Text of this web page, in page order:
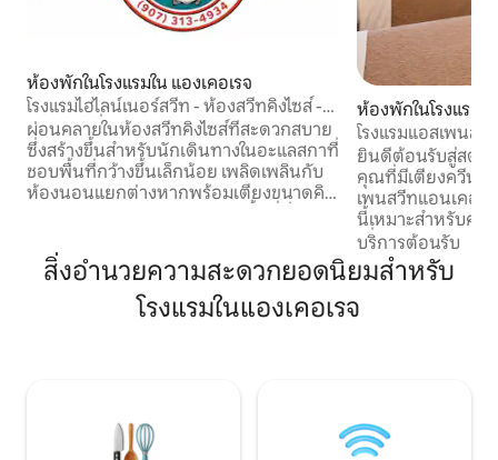
ห้องพักในโรงแรมใน แองเคอเรจ
โรงแรมไฮไลน์เนอร์สวีท - ห้องสวีทคิงไซส์ -
ปลอดบุหรี่
ผ่อนคลายในห้องสวีทคิงไซส์ที่สะดวกสบาย
ซึ่งสร้างขึ้นสำหรับนักเดินทางในอะแลสกาที่
ชอบพื้นที่กว้างขึ้นเล็กน้อย เพลิดเพลินกับ
ห้องนอนแยกต่างหากพร้อมเตียงขนาดคิง
จาน เพื่อให้รับประทานอาหารได้ง่าย
ระหว่างการผจญภัย ตั้งอยู่บนถนน
หมายเลข 15 ใกล้กับ Gambell และ Ingra
คุณจะสามารถเดินทางไปสำรวจทางเหนือ/
ห้องพักในโรงแรมใ
โรงแรมแอสเพนส
โอเตียงควีนไซส์ 2
ยินดีต้อนรับสู่สตูดิ
คุณที่มีเตียงควีนไซ
เพนสวีทแอนเคอเรจนอร์ท!
นี้เหมาะสำหรับคร
เพื่อธุรกิจ มอบคว
ในย่านนอร์ทแองเ
ร้านค้าและร้านอาหาร 🏔️🛍️
กับสิทธิประโยชน์ที่
บริการต้อนรับ
สิ่งอำนวยความสะดวกยอดนิยมสำหรับ
โรงแรมในแองเคอเรจ